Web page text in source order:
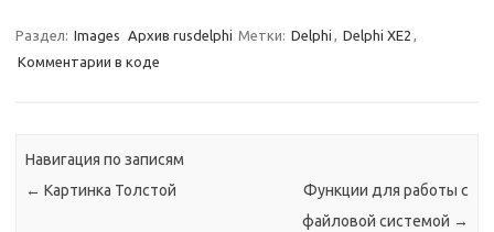
Раздел: Images Архив rusdelphi Метки: Delphi Delphi XE2
Комментарии в коде
Навигация по записям
← Картинка Толстой
Функции для работы с
файловой системой →